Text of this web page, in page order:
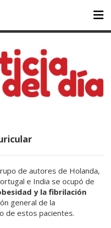
de autores de Holanda,
e India se ocupó de
y la fibrilación
general de la
de estos pacientes.